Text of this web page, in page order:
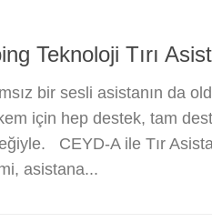
Teknoloji Tırı
bir sesli asistanın da
için hep destek, tam
CEYD-A ile Tır
asistana...